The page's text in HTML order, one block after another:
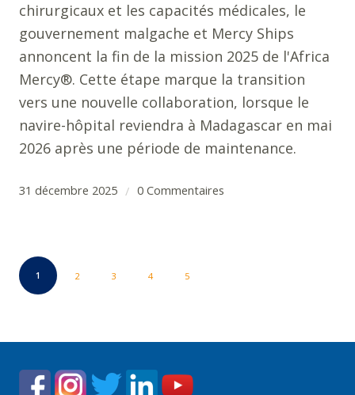
chirurgicaux et les capacités médicales, le
gouvernement malgache et Mercy Ships
annoncent la fin de la mission 2025 de l'Africa
Mercy®. Cette étape marque la transition
vers une nouvelle collaboration, lorsque le
navire-hôpital reviendra à Madagascar en mai
2026 après une période de maintenance.
31 décembre 2025 / 0 Commentaires
1 2 3 4 5